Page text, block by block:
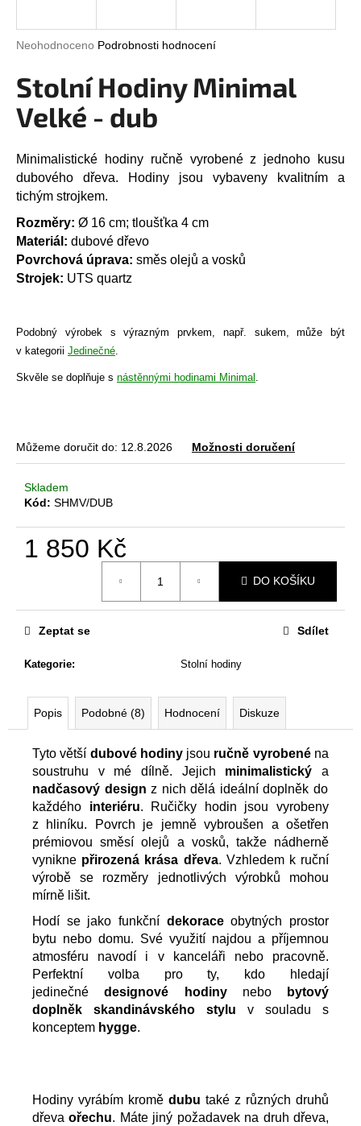
Průměrné
je
0,0
z
hvězdiček.
Neohodnoceno Podrobnosti hodnocení
Stolní Hodiny Minimal
Velké - dub
Minimalistické hodiny ručně vyrobené z jednoho kusu
dubového dřeva. Hodiny jsou vybaveny kvalitním a
tichým strojkem.
Rozměry: Ø 16 cm; tloušťka 4 cm
Materiál: dubové dřevo
Povrchová úprava: směs olejů a vosků
Strojek: UTS quartz
Podobný výrobek s výrazným prvkem, např. sukem, může být
v kategorii Jedinečné
Skvěle se doplňuje s nástěnnými hodinami Minimal
Můžeme doručit do: 12.8.2026 Možnosti doručení
Skladem
Kód: SHMV/DUB
1 850 Kč
DO KOŠÍKU
Kategorie: Stolní hodiny
Zeptat se Sdílet
Popis Podobné (8) Hodnocení Diskuze
Tyto větší dubové hodinyjsou ručně vyrobenéna
soustruhu v mé dílně. Jejich minimalistickýa
nadčasový design z nich dělá ideální doplněk do
každého interiéru. Ručičky hodin jsou vyrobeny
z hliníku. Povrch je jemně vybroušen a ošetřen
prémiovou směsí olejů a vosků, takže nádherně
vynikne přirozená krása dřeva. Vzhledem k ruční
výrobě se rozměry jednotlivých výrobků mohou
mírně lišit.
Hodí se jako funkční dekoraceobytných prostor
bytu nebo domu. Své využití najdou a příjemnou
atmosféru navodí i v kanceláři nebo pracovně.
Perfektní volba pro ty, kdo hledají
jedinečnédesignové hodinynebo
bytový
doplněk skandinávského stylu v souladu s
konceptem hygge.
Hodiny vyrábím kromě dubu také z různých druhů
dřevaořechu. Máte jiný požadavek na druh dřeva,
j
t
?
D
o
r
u
u
e
STOLNÍ
KAPKA
JILM